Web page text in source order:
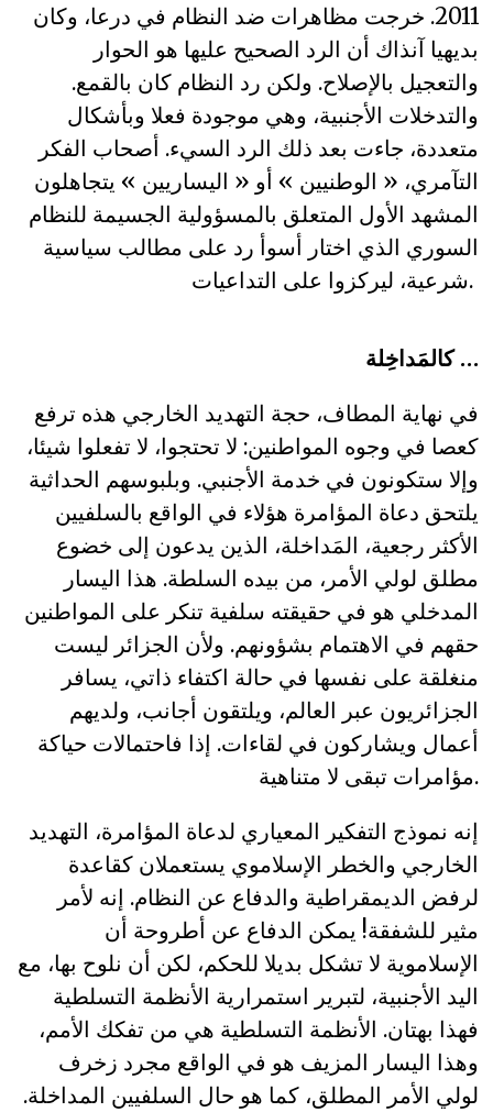
2011. خرجت مظاهرات ضد النظام في درعا، وكان
بديهيا آنذاك أن الرد الصحيح عليها هو الحوار
والتعجيل بالإصلاح. ولكن رد النظام كان بالقمع.
والتدخلات الأجنبية، وهي موجودة فعلا وبأشكال
متعددة، جاءت بعد ذلك الرد السيء. أصحاب الفكر
التآمري، « الوطنيين » أو « اليساريين » يتجاهلون
المشهد الأول المتعلق بالمسؤولية الجسيمة للنظام
السوري الذي اختار أسوأ رد على مطالب سياسية
شرعية، ليركزوا على التداعيات.
كالمَداخِلة …
في نهاية المطاف، حجة التهديد الخارجي هذه ترفع
كعصا في وجوه المواطنين: لا تحتجوا، لا تفعلوا شيئا،
وإلا ستكونون في خدمة الأجنبي. وبلبوسهم الحداثية
يلتحق دعاة المؤامرة هؤلاء في الواقع بالسلفيين
الأكثر رجعية، المَداخلة، الذين يدعون إلى خضوع
مطلق لولي الأمر، من بيده السلطة. هذا اليسار
المدخلي هو في حقيقته سلفية تنكر على المواطنين
حقهم في الاهتمام بشؤونهم. ولأن الجزائر ليست
منغلقة على نفسها في حالة اكتفاء ذاتي، يسافر
الجزائريون عبر العالم، ويلتقون أجانب، ولديهم
أعمال ويشاركون في لقاءات. إذا فاحتمالات حياكة
مؤامرات تبقى لا متناهية.
إنه نموذج التفكير المعياري لدعاة المؤامرة، التهديد
الخارجي والخطر الإسلاموي يستعملان كقاعدة
لرفض الديمقراطية والدفاع عن النظام. إنه لأمر
مثير للشفقة! يمكن الدفاع عن أطروحة أن
الإسلاموية لا تشكل بديلا للحكم، لكن أن نلوح بها، مع
اليد الأجنبية، لتبرير استمرارية الأنظمة التسلطية
فهذا بهتان. الأنظمة التسلطية هي من تفكك الأمم،
وهذا اليسار المزيف هو في الواقع مجرد زخرف
لولي الأمر المطلق، كما هو حال السلفيين المداخلة.